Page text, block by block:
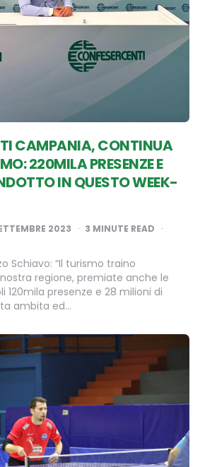
CAMPANIA, CONTINUA
220MILA PRESENZE E
IN QUESTO WEEK-
2023 3 MINUTE READ
Schiavo: “Il turismo traino
regione, premiate anche le
120mila presenze e 28 milioni di
ambita ed…